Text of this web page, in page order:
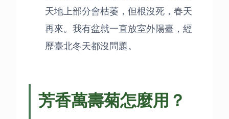
天地上部分會枯萎，但根沒死，春天
再來。我有盆就一直放室外陽臺，經
歷臺北冬天都沒問題。
芳香萬壽菊怎麼用？